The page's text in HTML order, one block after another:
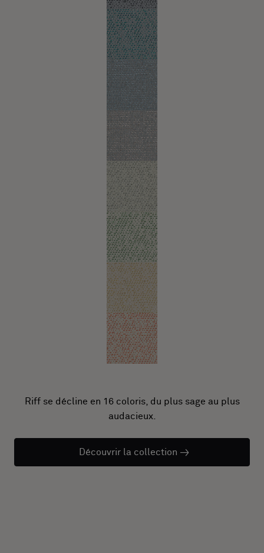
Riff se décline en 16 coloris, du plus sage au plus
audacieux.
Découvrir la collection